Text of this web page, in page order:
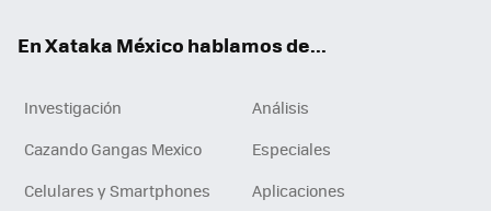
En Xataka México hablamos de...
Investigación
Análisis
Cazando Gangas Mexico
Especiales
Celulares y Smartphones
Aplicaciones